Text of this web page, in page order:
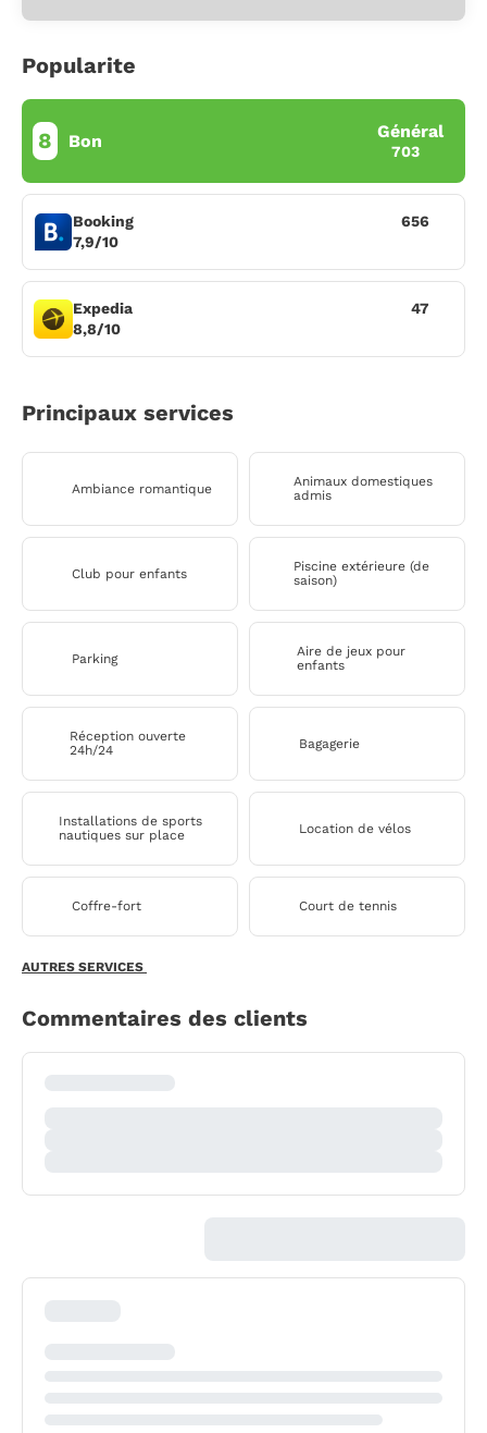
Popularite
8 Bon Général
703
Booking
7,9/10
656
Expedia
8,8/10
47
Principaux services
Ambiance romantique
Animaux domestiques
admis
Club pour enfants
Piscine extérieure (de
saison)
Parking
Aire de jeux pour
enfants
Réception ouverte
24h/24
Bagagerie
Installations de sports
nautiques sur place
Location de vélos
Coffre-fort Court de tennis
AUTRES SERVICES
Commentaires des clients